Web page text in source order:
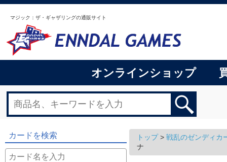
マジック：ザ・ギャザリングの通販サイト
オンラインショップ
カードを検索 トップ> 戦乱のゼンディカ
ナ